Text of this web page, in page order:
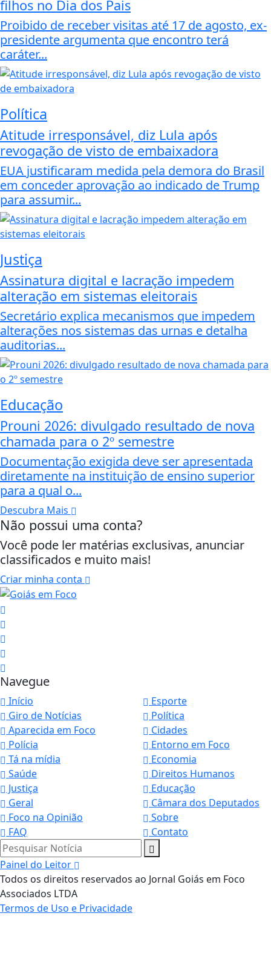
filhos no Dia dos Pais
Proibido de receber visitas até 17 de agosto, ex-
presidente argumenta que encontro terá
caráter...
Política
Atitude irresponsável, diz Lula após
revogação de visto de embaixadora
EUA justificaram medida pela demora do Brasil
em conceder aprovação ao indicado de Trump
para assumir...
Justiça
Assinatura digital e lacração impedem
alteração em sistemas eleitorais
Secretário explica mecanismos que impedem
alterações nos sistemas das urnas e detalha
auditorias...
Educação
Prouni 2026: divulgado resultado de nova
chamada para o 2º semestre
Documentação exigida deve ser apresentada
diretamente na instituição de ensino superior
para a qual o...
Descubra Mais
Não possui uma conta?
Você pode ler matérias exclusivas, anunciar
classificados e muito mais!
Criar minha conta
Navegue
Início
Esporte
Giro de Notícias
Política
Aparecida em Foco
Cidades
Polícia
Entorno em Foco
Tá na mídia
Economia
Saúde
Direitos Humanos
Justiça
Educação
Geral
Câmara dos Deputados
Foco na Opinião
Sobre
FAQ
Contato
Pesquisar Notícia
Painel do Leitor
Todos os direitos reservados ao Jornal Goiás em Foco
Associados LTDA
Termos de Uso e Privacidade
Termos de Uso e Privacidade